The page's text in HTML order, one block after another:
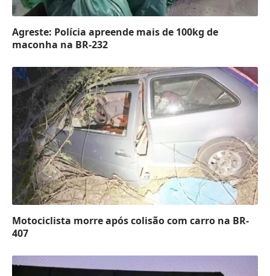
Agreste: Polícia apreende mais de 100kg de
maconha na BR-232
Motociclista morre após colisão com carro na BR-
407